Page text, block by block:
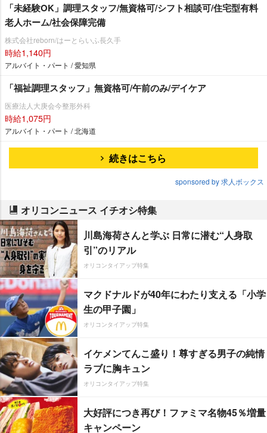
「未経験OK」調理スタッフ/無資格可/シフト相談可/住宅型有料
老人ホーム/社会保障完備
株式会社reborn/はーとらいふ長久手
時給1,140円
アルバイト・パート / 愛知県
「福祉調理スタッフ」無資格可/午前のみ/デイケア
医療法人大庚会今整形外科
時給1,075円
アルバイト・パート / 北海道
続きはこちら
sponsored by 求人ボックス
オリコンニュース イチオシ特集
川島海荷さんと学ぶ 日常に潜む“人身取
引”のリアル
オリコンタイアップ特集
マクドナルドが40年にわたり支える「小学
生の甲子園」
オリコンタイアップ特集
イケメンてんこ盛り！尊すぎる男子の純情
ラブに胸キュン
オリコンタイアップ特集
大好評につき再び！ファミマ名物45％増量
キャンペーン